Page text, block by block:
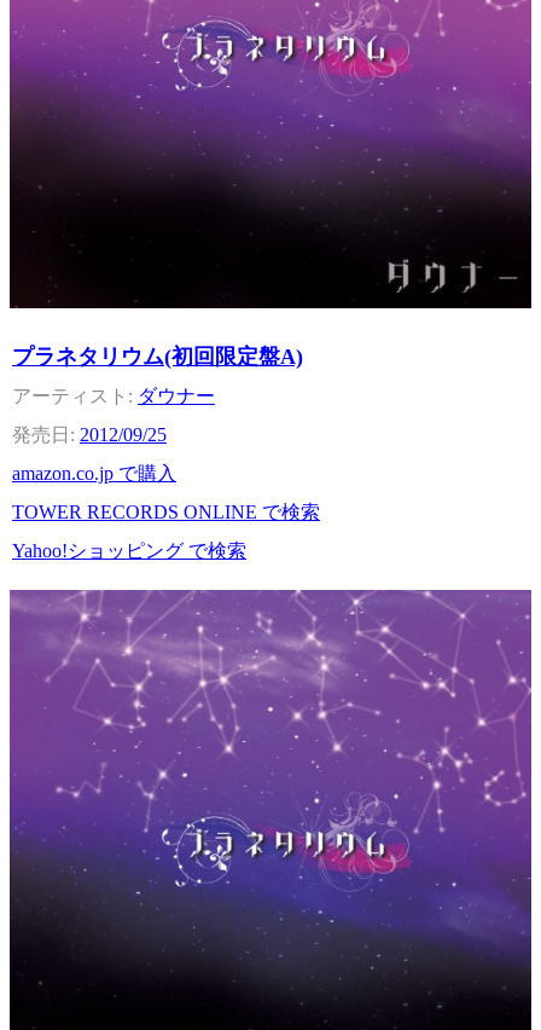
プラネタリウム(初回限定盤A)
ダウナー
2012/09/25
amazon.co.jp で購入
TOWER RECORDS ONLINE で検索
Yahoo!ショッピング で検索